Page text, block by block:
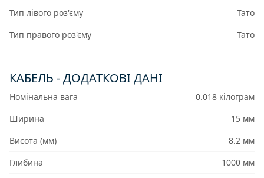
Тип лівого роз'єму
Тато
Тип правого роз'єму
Тато
КАБЕЛЬ - ДОДАТКОВІ ДАНІ
Номінальна вага
0.018 кілограм
Ширина
15 мм
Висота (мм)
8.2 мм
Глибина
1000 мм